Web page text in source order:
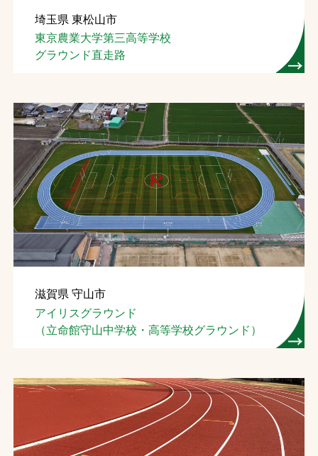
ソーシャルメディアポリシー
文字の見えづらさや操作にお困りの方へ
埼玉県 東松山市
東京農業大学第三高等学校
グラウンド直走路
滋賀県 守山市
アイリスグラウンド
（立命館守山中学校・高等学校グラウンド）